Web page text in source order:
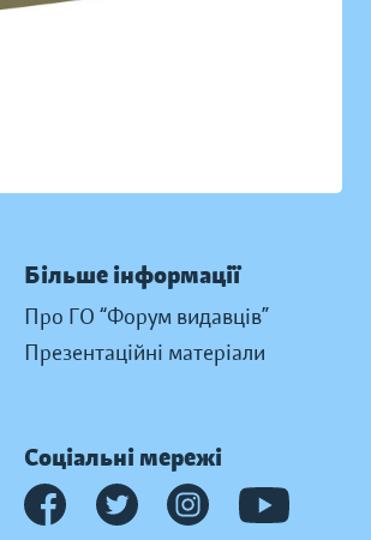
Більше інформації
Про ГО “Форум видавців”
Презентаційні матеріали
Соціальні мережі